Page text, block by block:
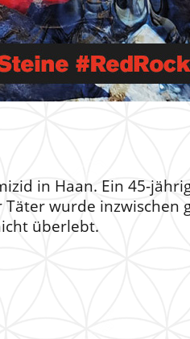
in Haan. Ein 45-
wurde inzwischen
überlebt.